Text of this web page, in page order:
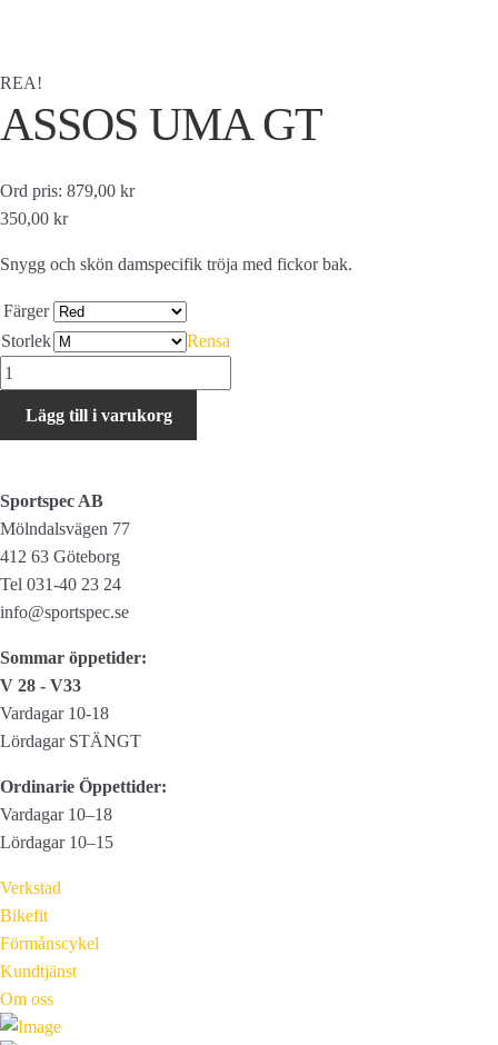
REA!
ASSOS UMA GT
Ord pris: 879,00 kr
350,00 kr
Snygg och skön damspecifik tröja med fickor bak.
Färger
Storlek
Rensa
ASSOS
UMA
Lägg till i varukorg
Sportspec AB
Mölndalsvägen 77
412 63 Göteborg
Tel 031-40 23 24
info@sportspec.se
Sommar öppetider:
V 28 - V33
Vardagar 10-18
Lördagar STÄNGT
Ordinarie Öppettider:
Vardagar 10–18
Lördagar 10–15
Verkstad
Bikefit
Förmånscykel
Kundtjänst
Om oss